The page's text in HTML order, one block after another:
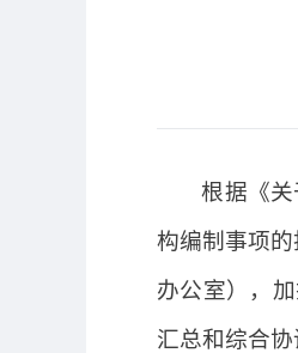
根据《
构编制事项
办公室），
汇总和综合协